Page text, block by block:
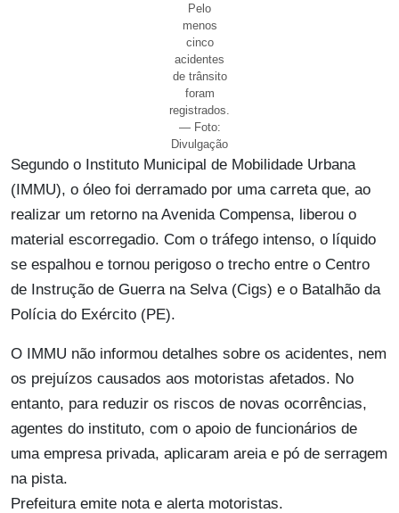
Pelo
menos
cinco
acidentes
de trânsito
foram
registrados.
— Foto:
Divulgação
Segundo o Instituto Municipal de Mobilidade Urbana
(IMMU), o óleo foi derramado por uma carreta que, ao
realizar um retorno na Avenida Compensa, liberou o
material escorregadio. Com o tráfego intenso, o líquido
se espalhou e tornou perigoso o trecho entre o Centro
de Instrução de Guerra na Selva (Cigs) e o Batalhão da
Polícia do Exército (PE).
O IMMU não informou detalhes sobre os acidentes, nem
os prejuízos causados aos motoristas afetados. No
entanto, para reduzir os riscos de novas ocorrências,
agentes do instituto, com o apoio de funcionários de
uma empresa privada, aplicaram areia e pó de serragem
na pista.
Prefeitura emite nota e alerta motoristas.